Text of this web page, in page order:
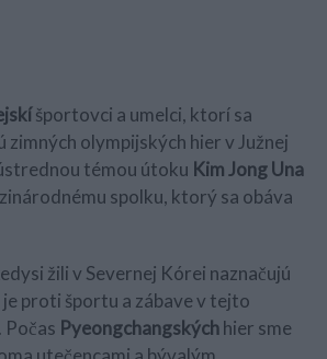
športovci a umelci, ktorí sa
zimných olympijských hier v Južnej
témou útoku Kim Jong Una
spolku, ktorý sa obáva
žili v Severnej Kórei naznačujú
proti športu a zábave v tejto
Pyeongchangskýchhier sme